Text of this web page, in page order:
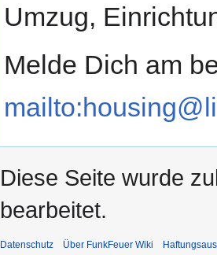
Umzug,
Melde Dich am
Diese Seite wurde
bearbeitet.
Datenschutz Über FunkFeuer Wiki